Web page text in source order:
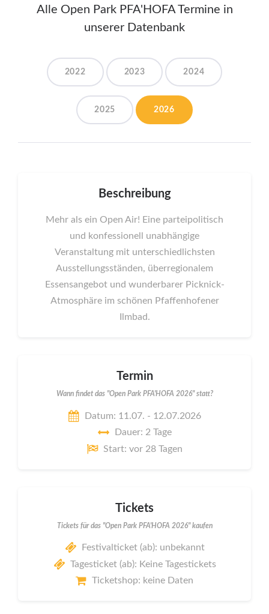
Alle Open Park PFA'HOFA Termine in
unserer Datenbank
2022 2023 2024
2025 2026
Beschreibung
Mehr als ein Open Air! Eine parteipolitisch
und konfessionell unabhängige
Veranstaltung mit unterschiedlichsten
Ausstellungsständen, überregionalem
Essensangebot und wunderbarer Picknick-
Atmosphäre im schönen Pfaffenhofener
Ilmbad.
Termin
Wann findet das "Open Park PFA'HOFA 2026" statt?
Datum: 11.07. - 12.07.2026
Dauer: 2 Tage
Start: vor 28 Tagen
Tickets
Tickets für das "Open Park PFA'HOFA 2026" kaufen
Festivalticket (ab): unbekannt
Tagesticket (ab): Keine Tagestickets
Ticketshop: keine Daten